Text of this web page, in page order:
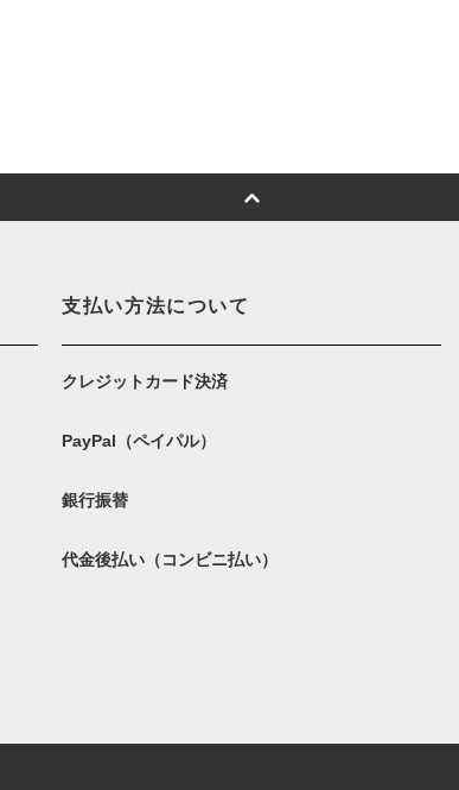
支払い方法について
クレジットカード決済
PayPal（ペイパル）
銀行振替
代金後払い（コンビニ払い）